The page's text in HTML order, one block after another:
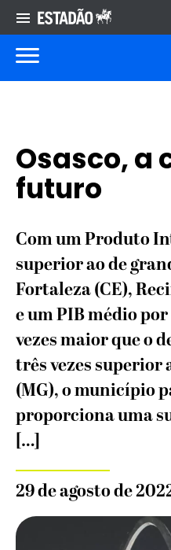
Osasco, a
futuro
Com um Produto
superior ao de
Fortaleza (CE),
e um PIB médio
vezes maior que o
três vezes superior
(MG), o município
proporciona uma
[…]
29 de agosto de